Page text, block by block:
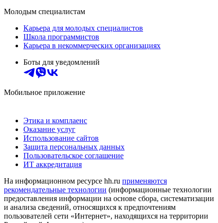
Молодым специалистам
Карьера для молодых специалистов
Школа программистов
Карьера в некоммерческих организациях
Боты для уведомлений
Мобильное приложение
Этика и комплаенс
Оказание услуг
Использование сайтов
Защита персональных данных
Пользовательское соглашение
ИТ аккредитация
На информационном ресурсе hh.ru применяются
рекомендательные технологии (информационные технологии
предоставления информации на основе сбора, систематизации
и анализа сведений, относящихся к предпочтениям
пользователей сети «Интернет», находящихся на территории